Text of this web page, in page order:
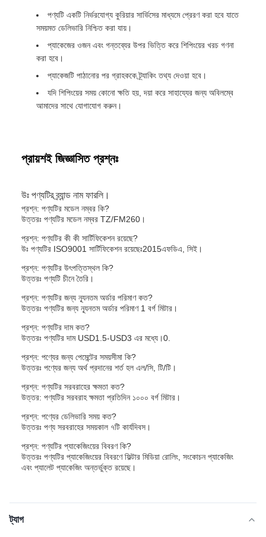
পণ্যটি একটি নির্ভরযোগ্য কুরিয়ার সার্ভিসের মাধ্যমে প্রেরণ করা হবে যাতে
সময়মত ডেলিভারি নিশ্চিত করা যায়।
প্যাকেজের ওজন এবং গন্তব্যের উপর ভিত্তি করে শিপিংয়ের খরচ গণনা
করা হবে।
প্যাকেজটি পাঠানোর পর গ্রাহককে ট্র্যাকিং তথ্য দেওয়া হবে।
যদি শিপিংয়ের সময় কোনো ক্ষতি হয়, দয়া করে সাহায্যের জন্য অবিলম্বে
আমাদের সাথে যোগাযোগ করুন।
প্রায়শই জিজ্ঞাসিত প্রশ্নঃ
উঃ পণ্যটির ব্র্যান্ড নাম ফারলি।
প্রশ্ন: পণ্যটির মডেল নম্বর কি?
উত্তরঃ পণ্যটির মডেল নম্বর TZ/FM260।
প্রশ্ন: পণ্যটির কী কী সার্টিফিকেশন রয়েছে?
উঃ পণ্যটির ISO9001 সার্টিফিকেশন রয়েছেঃ2015এফডিএ, সিই।
প্রশ্ন: পণ্যটির উৎপত্তিস্থল কি?
উত্তরঃ পণ্যটি চীনে তৈরি।
প্রশ্ন: পণ্যটির জন্য ন্যূনতম অর্ডার পরিমাণ কত?
উত্তরঃ পণ্যটির জন্য ন্যূনতম অর্ডার পরিমাণ 1 বর্গ মিটার।
প্রশ্ন: পণ্যটির দাম কত?
উত্তরঃ পণ্যটির দাম USD1.5-USD3 এর মধ্যে।0.
প্রশ্ন: পণ্যের জন্য পেমেন্টের সময়সীমা কি?
উত্তরঃ পণ্যের জন্য অর্থ প্রদানের শর্ত হল এল/সি, টি/টি।
প্রশ্ন: পণ্যটির সরবরাহের ক্ষমতা কত?
উত্তর: পণ্যটির সরবরাহ ক্ষমতা প্রতিদিন ১০০০ বর্গ মিটার।
প্রশ্ন: পণ্যের ডেলিভারি সময় কত?
উত্তরঃ পণ্য সরবরাহের সময়কাল ৭টি কার্যদিবস।
প্রশ্ন: পণ্যটির প্যাকেজিংয়ের বিবরণ কি?
উত্তরঃ পণ্যটির প্যাকেজিংয়ের বিবরণে ফিল্টার মিডিয়া রোলিং, সংকোচন প্যাকেজিং
এবং প্যালেট প্যাকেজিং অন্তর্ভুক্ত রয়েছে।
ট্যাগ